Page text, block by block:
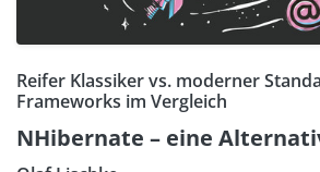
Reifer Klassiker vs. moderner
Frameworks im Vergleich
NHibernate – eine